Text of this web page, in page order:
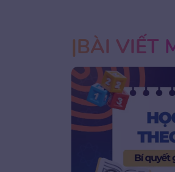
BÀI VIẾT